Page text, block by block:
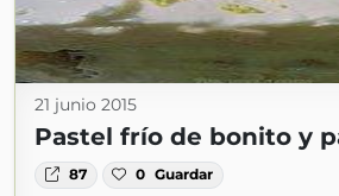
21 junio 2015
Pastel frío de bonito y
87 0 Guardar